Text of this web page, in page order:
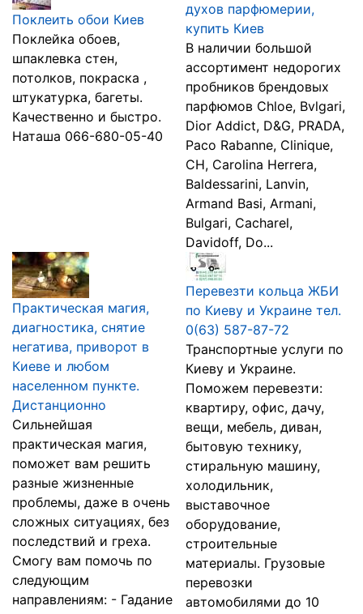
Поклеить обои Киев
Поклейка обоев,
шпаклевка стен,
потолков, покраска ,
штукатурка, багеты.
Качественно и быстро.
Наташа 066-680-05-40
духов парфюмерии,
купить Киев
В наличии большой
ассортимент недорогих
пробников брендовых
парфюмов Chloe, Bvlgari,
Dior Addict, D&G, PRADA,
Paco Rabanne, Clinique,
CH, Carolina Herrera,
Baldessarini, Lanvin,
Armand Basi, Armani,
Bulgari, Cacharel,
Davidoff, Do...
Практическая магия,
диагностика, снятие
негатива, приворот в
Киеве и любом
населенном пункте.
Дистанционно
Сильнейшая
практическая магия,
поможет вам решить
разные жизненные
проблемы, даже в очень
сложных ситуациях, без
последствий и греха.
Смогу вам помочь по
следующим
направлениям: - Гадание
Перевезти кольца ЖБИ
по Киеву и Украине тел.
0(63) 587-87-72
Транспортные услуги по
Киеву и Украине.
Поможем перевезти:
квартиру, офис, дачу,
вещи, мебель, диван,
бытовую технику,
стиральную машину,
холодильник,
выставочное
оборудование,
строительные
материалы. Грузовые
перевозки
автомобилями до 10